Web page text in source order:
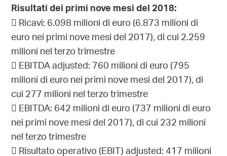
Risultati dei primi nove mesi del 2018:
 Ricavi: 6.098 milioni di euro (6.873 milioni di
euro nei primi nove mesi del 2017), di cui 2.259
milioni nel terzo trimestre
 EBITDA adjusted: 760 milioni di euro (795
milioni di euro nei primi nove mesi del 2017), di
cui 277 milioni nel terzo trimestre
 EBITDA: 642 milioni di euro (737 milioni di euro
nei primi nove mesi del 2017), di cui 232 milioni
nel terzo trimestre
 Risultato operativo (EBIT) adjusted: 417 milioni